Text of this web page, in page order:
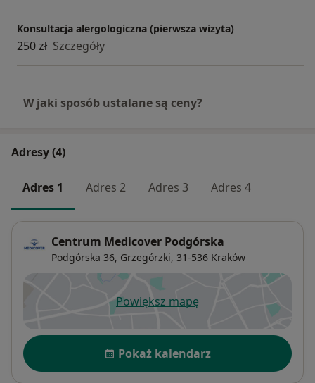
Konsultacja alergologiczna (pierwsza wizyta)
250 zł Szczegóły
W jaki sposób ustalane są ceny?
Adresy (4)
Adres 1 Adres 2 Adres 3 Adres 4
Centrum Medicover Podgórska
Podgórska 36, Grzegórzki, 31-536 Kraków
Powiększ mapęotwiera się w nowej karcie
Dostępność
Pokaż kalendarz